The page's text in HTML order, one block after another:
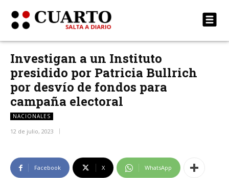
Investigan a un Instituto
presidido por Patricia Bullrich
por desvío de fondos para
campaña electoral
NACIONALES
12 de julio, 2023
Facebook X WhatsApp